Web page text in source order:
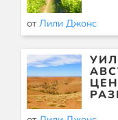
отЛили Джонс